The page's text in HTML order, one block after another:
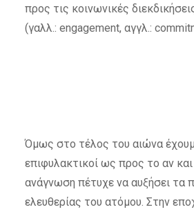
προς τις κοινωνικές
(γαλλ.: engagement, αγγλ.:
Όμως στο τέλος του αιώνα
επιφυλακτικοί ως προς το αν
ανάγνωση πέτυχε να αυξήσει τα
ελευθερίας του ατόμου. Στην